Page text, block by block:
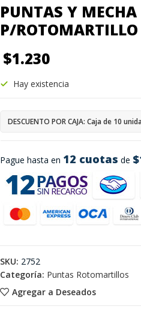
PUNTAS Y MECHA
P/
$1.230
Pague hasta en 12 cuotas de
Hay existencia
DESCUENTO POR CAJA: Caja de 10
Agregar a Deseados
SKU: 2752
Categoría: Puntas Rotomartillos